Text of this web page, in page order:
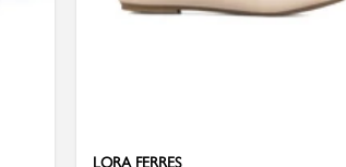
LORA FERRES